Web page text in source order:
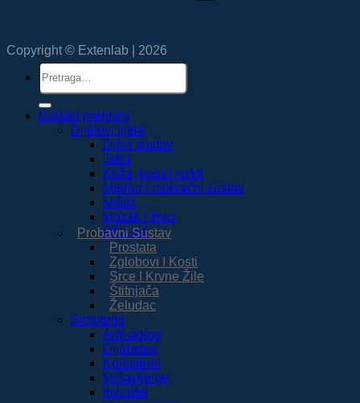
Copyright © Extenlab | 2026
Pretraži:
Dodaci prehrani
Dijelovi tijela
Dišni sustav
Jetra
Koža, kosa i nokti
Mjehur i mokraćni sustav
Mišići
Mozak i živci
Oči i vid
Probavni Sustav
Prostata
Zglobovi I Kosti
Srce I Krvne Žile
Štitnjača
Želudac
Simptomi
Anti-aging
Dijabetes
Kolesterol
Mršavljenje
Imunitet